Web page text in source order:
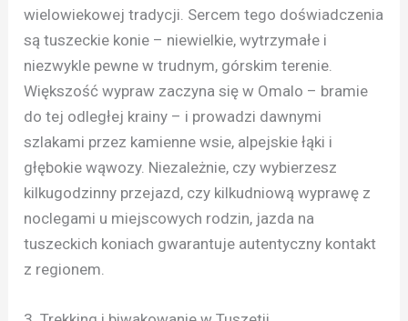
wielowiekowej tradycji. Sercem tego doświadczenia
są tuszeckie konie – niewielkie, wytrzymałe i
niezwykle pewne w trudnym, górskim terenie.
Większość wypraw zaczyna się w Omalo – bramie
do tej odległej krainy – i prowadzi dawnymi
szlakami przez kamienne wsie, alpejskie łąki i
głębokie wąwozy. Niezależnie, czy wybierzesz
kilkugodzinny przejazd, czy kilkudniową wyprawę z
noclegami u miejscowych rodzin, jazda na
tuszeckich koniach gwarantuje autentyczny kontakt
z regionem.